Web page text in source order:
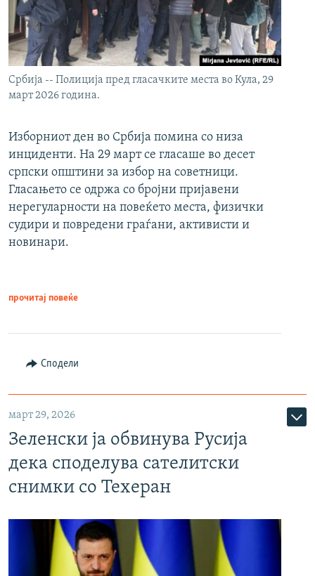
Србија -- Полиција пред гласачките места во Кула, 29
март 2026 година.
Изборниот ден во Србија помина со низа
инциденти. На 29 март се гласаше во десет
српски општини за избор на советници.
Гласањето се одржа со бројни пријавени
нерегуларности на повеќето места, физички
судири и повредени граѓани, активисти и
новинари.
прочитај повеќе
Сподели
март 29, 2026
Зеленски ја обвинува Русија
дека споделува сателитски
снимки со Техеран